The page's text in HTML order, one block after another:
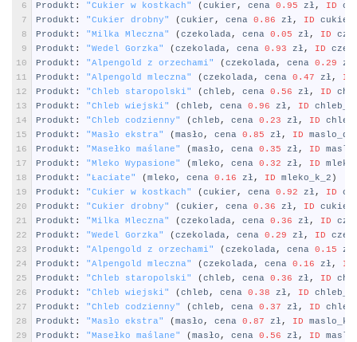
6
7
8
9
10
11
12
13
14
15
16
17
18
19
20
21
22
23
24
25
26
27
28
29
Produkt : "Cukier w kostkach" (cukier , cena 0.95 zł , ID
Produkt : "Cukier drobny" (cukier , cena 0.86 zł , ID
Produkt : "Milka Mleczna" (czekolada, cena 0.05 zł , ID
Produkt : "Wedel Gorzka" (czekolada, cena 0.93 zł , ID
Produkt : "Alpengold z orzechami" (czekolada, cena 0.29 z
Produkt : "Alpengold mleczna" (czekolada, cena 0.47 zł ,
ID
Produkt : "Chleb staropolski" (chleb , cena 0.56 zł , ID
Produkt : "Chleb wiejski" (chleb , cena 0.96 zł , ID
Produkt : "Chleb codzienny" (chleb , cena 0.23 zł , ID
Produkt : "Masło ekstra" (masło , cena 0.85 zł , ID
Produkt : "Masełko maślane" (masło , cena 0.35 zł , ID
Produkt : "Mleko Wypasione" (mleko , cena 0.32 zł , ID
Produkt : "Łaciate" (mleko , cena 0.16 zł , ID mleko_k_2 )
Produkt : "Cukier w kostkach" (cukier , cena 0.92 zł , ID
Produkt : "Cukier drobny" (cukier , cena 0.36 zł , ID
Produkt : "Milka Mleczna" (czekolada, cena 0.36 zł , ID
Produkt : "Wedel Gorzka" (czekolada, cena 0.29 zł , ID
Produkt : "Alpengold z orzechami" (czekolada, cena 0.15 z
Produkt : "Alpengold mleczna" (czekolada, cena 0.16 zł ,
ID
Produkt : "Chleb staropolski" (chleb , cena 0.36 zł , ID
Produkt : "Chleb wiejski" (chleb , cena 0.38 zł , ID
Produkt : "Chleb codzienny" (chleb , cena 0.37 zł , ID
Produkt : "Masło ekstra" (masło , cena 0.87 zł , ID
Produkt : "Masełko maślane" (masło , cena 0.56 zł , ID